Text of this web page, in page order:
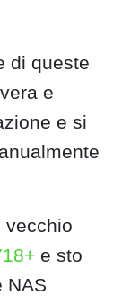
di queste
e
e si
vecchio
e sto
NAS